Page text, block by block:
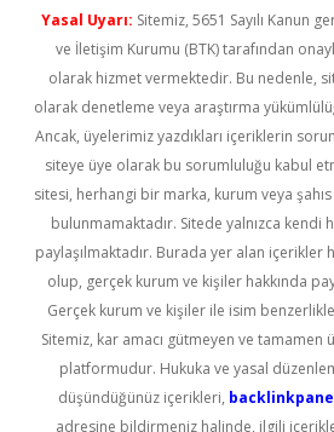
Yasal Uyarı: Sitemiz, 5651 Sayılı Kanun
ve İletişim Kurumu (BTK) tarafından
olarak hizmet vermektedir. Bu nedenle,
olarak denetleme veya araştırma
Ancak, üyelerimiz yazdıkları içeriklerin
siteye üye olarak bu sorumluluğu kabul
sitesi, herhangi bir marka, kurum veya
bulunmamaktadır. Sitede yalnızca kendi
paylaşılmaktadır. Burada yer alan içerikler
olup, gerçek kurum ve kişiler hakkında
Gerçek kurum ve kişiler ile isim
Sitemiz, kar amacı gütmeyen ve tamamen
platformudur. Hukuka ve yasal
düşündüğünüz içerikleri,
adresine bildirmeniz halinde, ilgili